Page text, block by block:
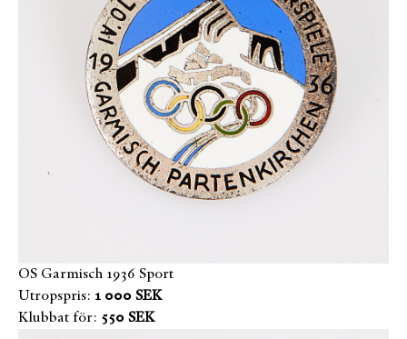
OS Garmisch 1936 Sport
Utropspris: 1 000 SEK
Klubbat för: 550 SEK